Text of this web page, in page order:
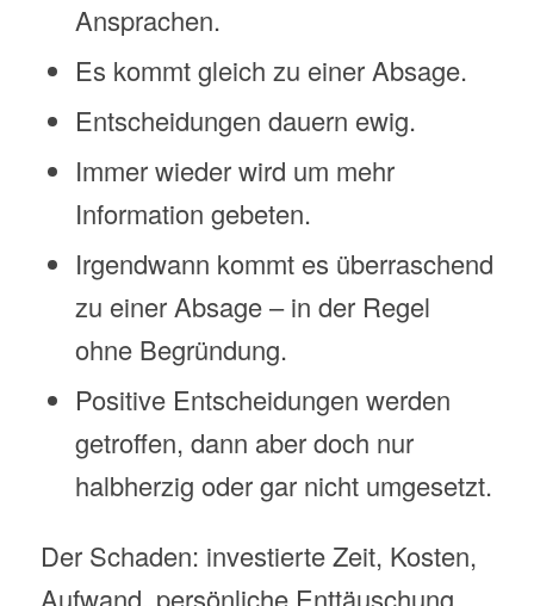
Ansprachen.
Es kommt gleich zu einer Absage.
Entscheidungen dauern ewig.
Immer wieder wird um mehr
Information gebeten.
Irgendwann kommt es überraschend
zu einer Absage – in der Regel
ohne Begründung.
Positive Entscheidungen werden
getroffen, dann aber doch nur
halbherzig oder gar nicht umgesetzt.
Der Schaden: investierte Zeit, Kosten,
Aufwand, persönliche Enttäuschung